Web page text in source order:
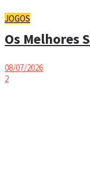
JOGOS
Os Melhores
08/07/2026
2